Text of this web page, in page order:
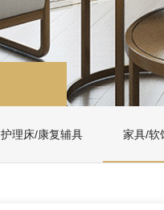
护理床/康复辅具 家具/软